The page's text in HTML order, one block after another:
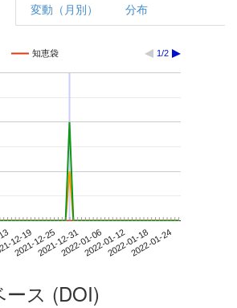
変動（月別） 分布
知恵袋 1/2
12-19
2021-12-252021-12-312022-01-062022-01-122022-01-182022-01-24
ス (DOI)